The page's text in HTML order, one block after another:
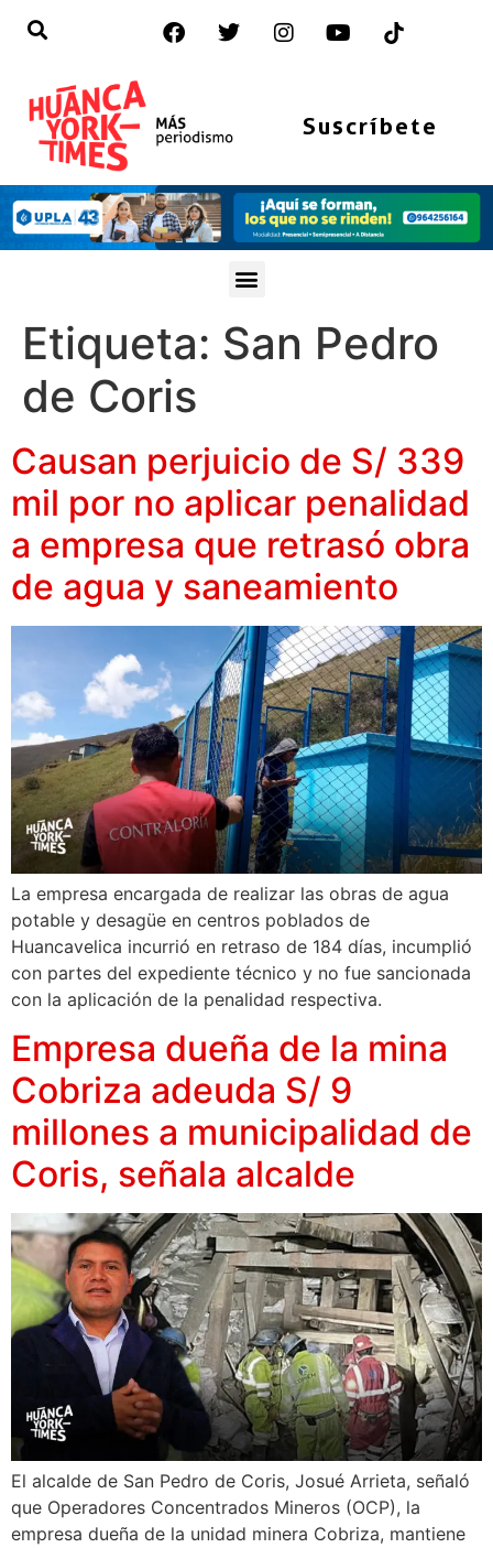
Suscríbete
Etiqueta: San Pedro
de Coris
Causan perjuicio de S/ 339
mil por no aplicar penalidad
a empresa que retrasó obra
de agua y saneamiento
La empresa encargada de realizar las obras de agua
potable y desagüe en centros poblados de
Huancavelica incurrió en retraso de 184 días, incumplió
con partes del expediente técnico y no fue sancionada
con la aplicación de la penalidad respectiva.
Empresa dueña de la mina
Cobriza adeuda S/ 9
millones a municipalidad de
Coris, señala alcalde
El alcalde de San Pedro de Coris, Josué Arrieta, señaló
que Operadores Concentrados Mineros (OCP), la
empresa dueña de la unidad minera Cobriza, mantiene